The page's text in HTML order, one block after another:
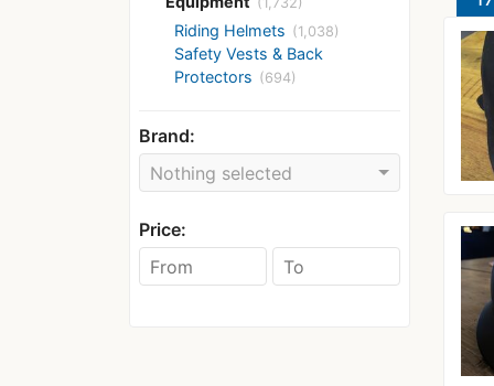
Riding Helmets (1,038)
Safety Vests & Back
Protectors (694)
Brand:
Nothing selected
Price: